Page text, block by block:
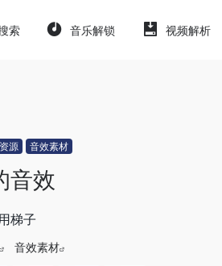
索 音乐解锁 视频解析
源 音效素材
音效
梯子
音效素材